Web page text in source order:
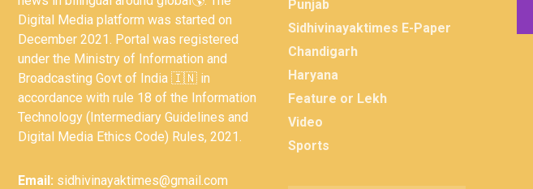
Digital Media platform was started on
December 2021. Portal was registered
under the Ministry of Information and
Broadcasting Govt of India 🇮🇳 in
accordance with rule 18 of the Information
Technology (Intermediary Guidelines and
Digital Media Ethics Code) Rules, 2021.
Email: sidhivinayaktimes@gmail.com
Punjab
Sidhivinayaktimes E-Paper
Chandigarh
Haryana
Feature or Lekh
Video
Sports